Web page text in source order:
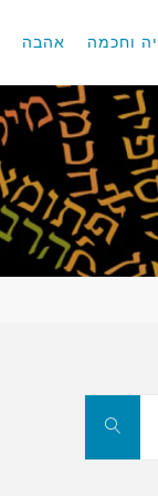
וחכמה אהבה
חפשו